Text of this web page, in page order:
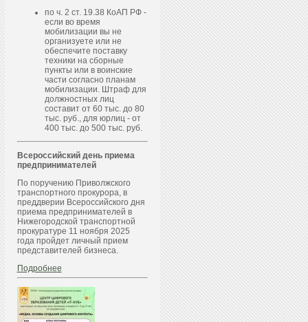
по ч. 2 ст. 19.38 КоАП РФ -
если во время
мобилизации вы не
организуете или не
обеспечите поставку
техники на сборные
пункты или в воинские
части согласно планам
мобилизации. Штраф для
должностных лиц
составит от 60 тыс. до 80
тыс. руб., для юрлиц - от
400 тыс. до 500 тыс. руб.
Всероссийский день приема
предпринимателей
По поручению Приволжского
транспортного прокурора, в
преддверии Всероссийского дня
приема предпринимателей в
Нижегородской транспортной
прокуратуре 11 ноября 2025
года пройдет личный прием
представителей бизнеса.
Подробнее